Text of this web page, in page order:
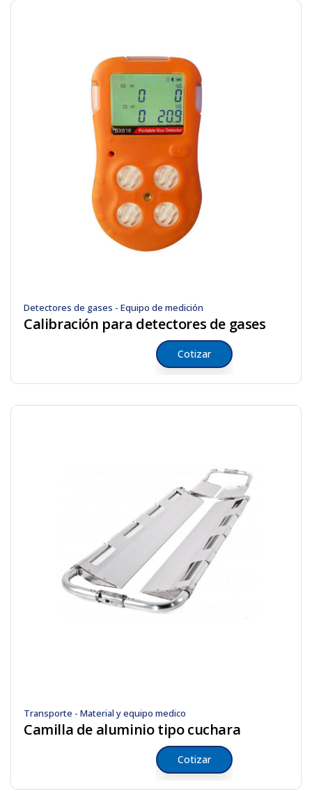
Detectores de gases - Equipo de medición
Calibración para detectores de gases
Cotizar
Transporte - Material y equipo medico
Camilla de aluminio tipo cuchara
Cotizar